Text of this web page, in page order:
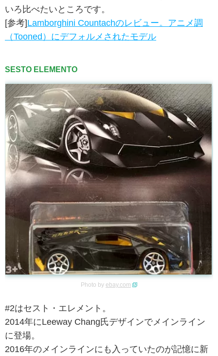
いろ比べたいところです。
[参考]Lamborghini Countachのレビュー。アニメ調
（Tooned）にデフォルメされたモデル
SESTO ELEMENTO
Photo by ebay.com
#2はセスト・エレメント。
2014年にLeeway Chang氏デザインでメインライン
に登場。
2016年のメインラインにも入っていたのが記憶に新